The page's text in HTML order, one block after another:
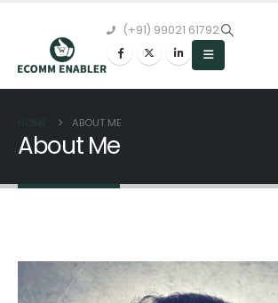
(+91) 99021 61792
HOME ABOUT ME
About Me